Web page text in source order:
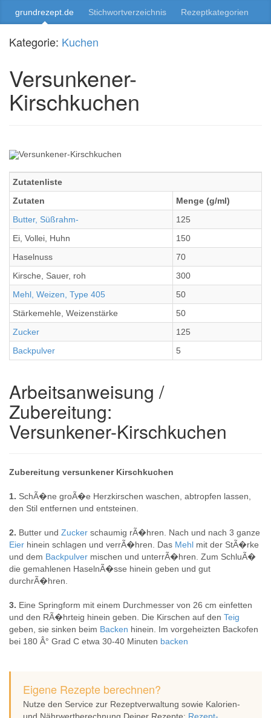
grundrezept.de Stichwortverzeichnis Rezeptkategorien
Kategorie: Kuchen
Versunkener-
Kirschkuchen
Zutatenliste
Zutaten
Menge (g/ml)
Butter, Süßrahm-
125
Ei, Vollei, Huhn
150
Haselnuss
70
Kirsche, Sauer, roh
300
Mehl, Weizen, Type 405
50
Stärkemehle, Weizenstärke
50
Zucker
125
Backpulver
5
Arbeitsanweisung /
Zubereitung:
Versunkener-Kirschkuchen
Zubereitung versunkener Kirschkuchen
1. SchÃ�ne groÃ�e Herzkirschen waschen, abtropfen lassen,
den Stil entfernen und entsteinen.
2. Butter und Zucker schaumig rÃ�hren. Nach und nach 3 ganze
Eier hinein schlagen und verrÃ�hren. Das Mehl mit der StÃ�rke
und dem Backpulver mischen und unterrÃ�hren. Zum SchluÃ�
die gemahlenen HaselnÃ�sse hinein geben und gut
durchrÃ�hren.
3. Eine Springform mit einem Durchmesser von 26 cm einfetten
und den RÃ�hrteig hinein geben. Die Kirschen auf den Teig
geben, sie sinken beim Backen hinein. Im vorgeheizten Backofen
bei 180 Â° Grad C etwa 30-40 Minuten backen
Eigene Rezepte berechnen?
Nutze den Service zur Rezeptverwaltung sowie Kalorien-